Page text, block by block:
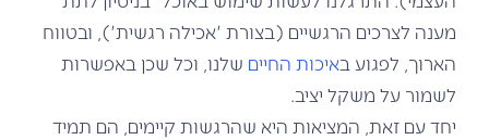
מענה לצרכים הרגשיים (בצורת 'אכילה רגשית'), ובטווח
הארוך, לפגוע באיכות החיים שלנו, וכל שכן באפשרות
לשמור על משקל יציב.
יחד עם זאת, המציאות היא שהרגשות קיימים, הם תמיד